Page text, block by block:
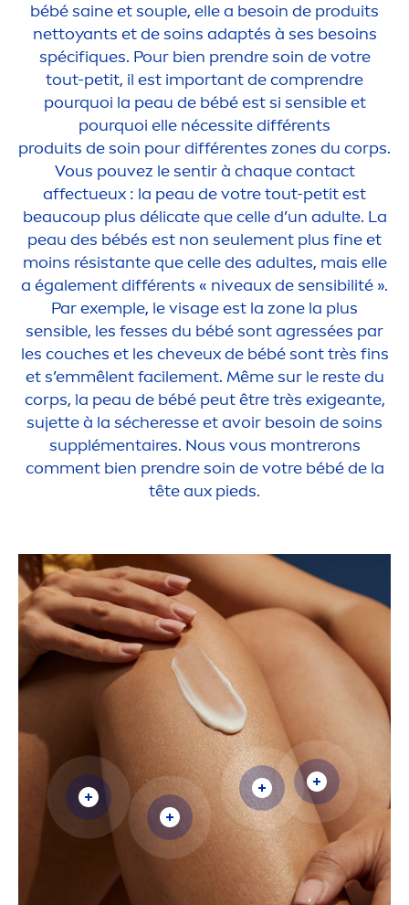
bébé saine et souple, elle a besoin de produits
nettoyants et de soins adaptés à ses besoins
spécifiques. Pour bien prendre soin de votre
tout-petit, il est important de comprendre
pourquoi la peau de bébé est si sensible et
pourquoi elle nécessite différents
produits de soin pour différentes zones du corps.
Vous pouvez le sentir à chaque contact
affectueux : la peau de votre tout-petit est
beaucoup plus délicate que celle d’un adulte. La
peau des bébés est non seulement plus fine et
moins résistante que celle des adultes, mais elle
a également différents « niveaux de sensibilité ».
Par exemple, le visage est la zone la plus
sensible, les fesses du bébé sont agressées par
les couches et les cheveux de bébé sont très fins
et s’emmêlent facilement. Même sur le reste du
corps, la peau de bébé peut être très exigeante,
sujette à la sécheresse et avoir besoin de soins
supplémentaires. Nous vous montrerons
comment bien prendre soin de votre bébé de la
tête aux pieds.